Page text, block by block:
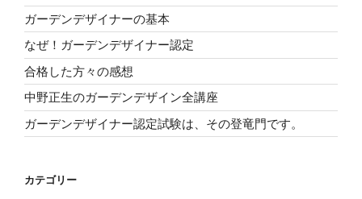
ガーデンデザイナーの基本
なぜ！ガーデンデザイナー認定
合格した方々の感想
中野正生のガーデンデザイン全講座
ガーデンデザイナー認定試験は、その登竜門です。
カテゴリー